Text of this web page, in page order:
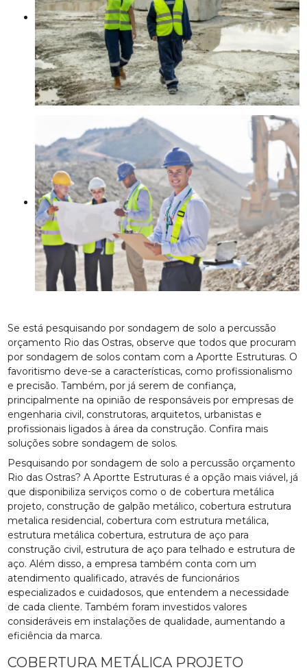
Se está pesquisando por sondagem de solo a percussão
orçamento Rio das Ostras, observe que todos que procuram
por sondagem de solos contam com a Aportte Estruturas. O
favoritismo deve-se a características, como profissionalismo
e precisão. Também, por já serem de confiança,
principalmente na opinião de responsáveis por empresas de
engenharia civil, construtoras, arquitetos, urbanistas e
profissionais ligados à área da construção. Confira mais
soluções sobre sondagem de solos.
Pesquisando por sondagem de solo a percussão orçamento
Rio das Ostras? A Aportte Estruturas é a opção mais viável, já
que disponibiliza serviços como o de cobertura metálica
projeto, construção de galpão metálico, cobertura estrutura
metalica residencial, cobertura com estrutura metálica,
estrutura metálica cobertura, estrutura de aço para
construção civil, estrutura de aço para telhado e estrutura de
aço. Além disso, a empresa também conta com um
atendimento qualificado, através de funcionários
especializados e cuidadosos, que entendem a necessidade
de cada cliente. Também foram investidos valores
consideráveis em instalações de qualidade, aumentando a
eficiência da marca.
COBERTURA METÁLICA PROJETO